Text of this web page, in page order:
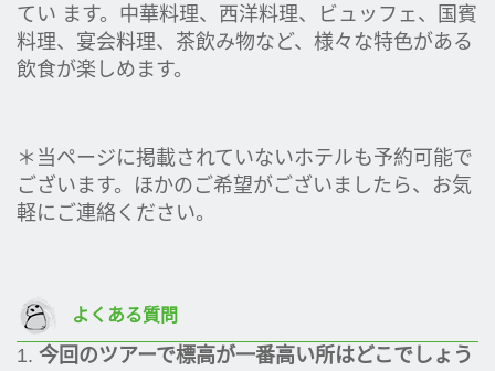
てい ます。中華料理、西洋料理、ビュッフェ、国賓
料理、宴会料理、茶飲み物など、様々な特色がある
飲食が楽しめます。
＊当ページに掲載されていないホテルも予約可能で
ございます。ほかのご希望がございましたら、お気
軽にご連絡ください。
よくある質問
1. 今回のツアーで標高が一番高い所はどこでしょう